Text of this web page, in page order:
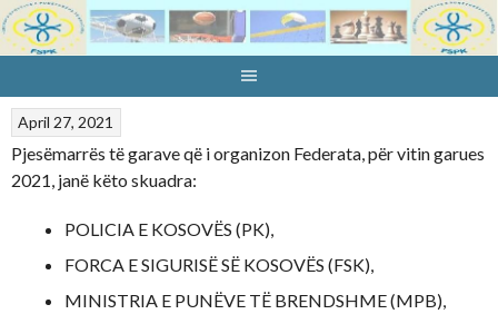
Skip
to
April 27, 2021
Pjesëmarrës të garave që i organizon Federata, për vitin garues
2021, janë këto skuadra:
POLICIA E KOSOVËS (PK),
FORCA E SIGURISË SË KOSOVËS (FSK),
MINISTRIA E PUNËVE TË BRENDSHME (MPB),